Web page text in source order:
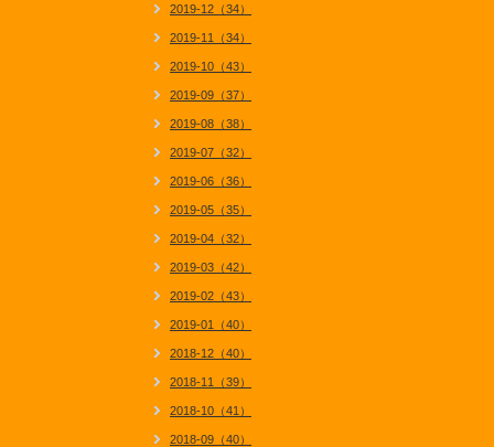
2019-12（34）
2019-11（34）
2019-10（43）
2019-09（37）
2019-08（38）
2019-07（32）
2019-06（36）
2019-05（35）
2019-04（32）
2019-03（42）
2019-02（43）
2019-01（40）
2018-12（40）
2018-11（39）
2018-10（41）
2018-09（40）